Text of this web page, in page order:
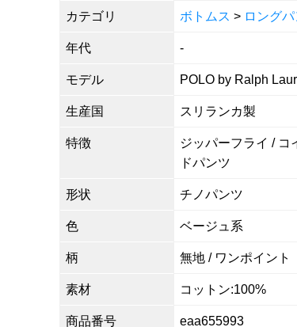
カテゴリ ボトムス > ロング
年代 -
モデル POLO by Ralph
生産国 スリランカ製
特徴
ジッパーフライ / コ
ドパンツ
形状 チノパンツ
色 ベージュ系
柄 無地 / ワンポイント
素材 コットン:100%
商品番号 eaa655993